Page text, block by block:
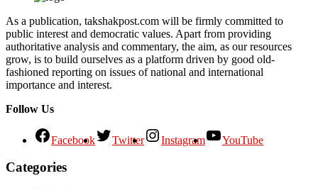
As a publication, takshakpost.com will be firmly committed to
public interest and democratic values. Apart from providing
authoritative analysis and commentary, the aim, as our resources
grow, is to build ourselves as a platform driven by good old-
fashioned reporting on issues of national and international
importance and interest.
Follow Us
Facebook Twitter Instagram YouTube
Categories